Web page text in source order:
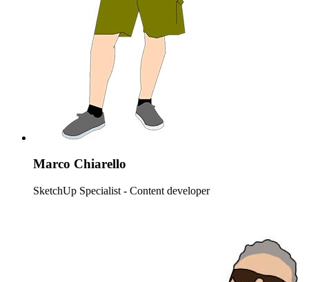
Marco Chiarello
SketchUp Specialist - Content developer